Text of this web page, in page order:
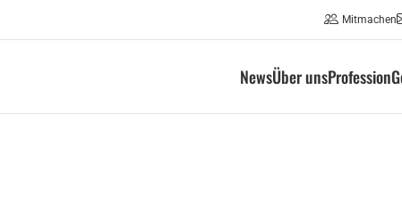
Mitmachen
NewsÜber unsProfession